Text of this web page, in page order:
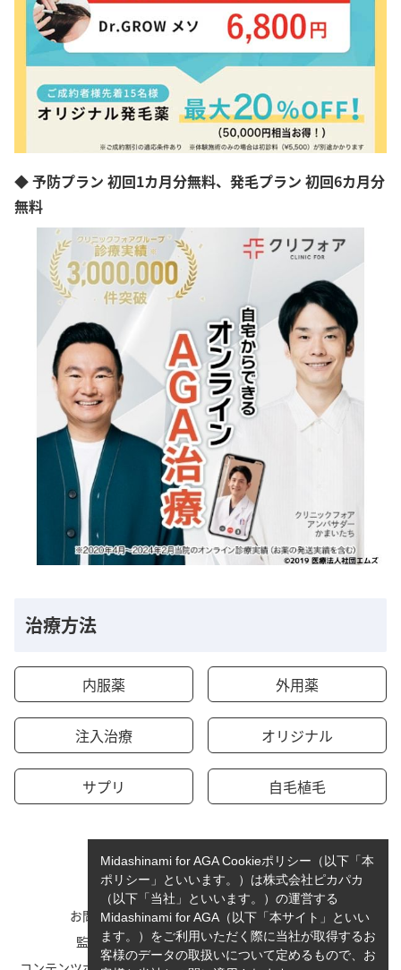
◆ 予防プラン 初回1カ月分無料、発毛プラン 初回6カ月分
無料
治療方法
内服薬 外用薬
注入治療 オリジナル
サプリ 自毛植毛
お問い合わせ
運営者情報
監修者一覧
cookieポリシーについて
Midashinami for AGA Cookieポリシー（以下「本
ポリシー」といいます。）は株式会社ピカパカ
（以下「当社」といいます。）の運営する
Midashinami for AGA（以下「本サイト」といい
ます。）をご利用いただく際に当社が取得するお
客様のデータの取扱いについて定めるもので、お